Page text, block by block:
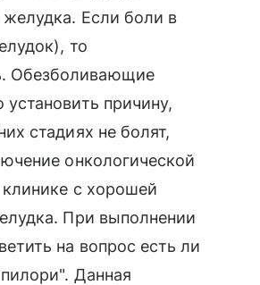
желудка. Если боли в
то
Обезболивающие
причину,
стадиях не болят,
онкологической
с хорошей
При выполнении
на вопрос есть ли
Данная